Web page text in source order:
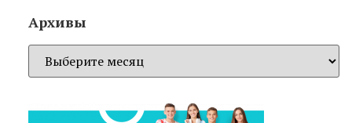
Архивы